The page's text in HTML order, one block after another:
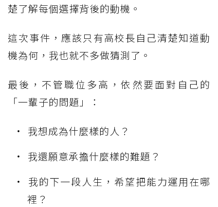
楚了解每個選擇背後的動機。
這次事件，應該只有高校長自己清楚知道動
機為何，我也就不多做猜測了。
最後，不管職位多高，依然要面對自己的
「一輩子的問題」：
我想成為什麼樣的人？
我還願意承擔什麼樣的難題？
我的下一段人生，希望把能力運用在哪
裡？